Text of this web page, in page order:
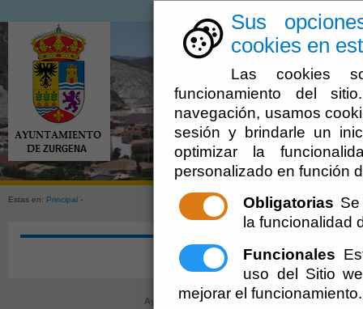
Sus
cookies en
Las cookies
funcionamiento del
navegación, usamos
sesión y brindarle un
optimizar la
personalizado en función
Obligatorias
la funcionalidad
Funcionales
uso del Sitio
mejorar el funcionamiento.
Estas en: Principal -
Ayuntamiento de Zurgena (CIF: P-0410300-H)-